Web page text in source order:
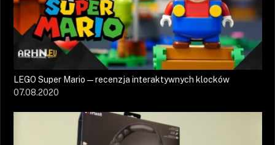
LEGO Super Mario — recenzja interaktywnych klocków
07.08.2020